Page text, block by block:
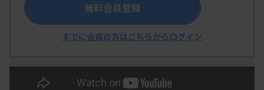
無料会員登録
すでに会員の方はこちらからログイン